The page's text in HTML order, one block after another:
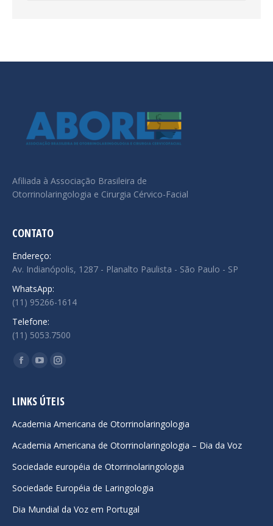
Afiliada à Associação Brasileira de
Otorrinolaringologia e Cirurgia Cérvico-Facial
CONTATO
Endereço:
Av. Indianópolis, 1287 - Planalto Paulista - São Paulo - SP
WhatsApp:
(11) 95266-1614
Telefone:
(11) 5053.7500
Encontre-nos em:
Facebook
opens
new
window
YouTube
opens
new
window
Instagram
opens
new
window
LINKS ÚTEIS
Academia Americana de Otorrinolaringologia
Academia Americana de Otorrinolaringologia – Dia da Voz
Sociedade européia de Otorrinolaringologia
Sociedade Européia de Laringologia
Dia Mundial da Voz em Portugal